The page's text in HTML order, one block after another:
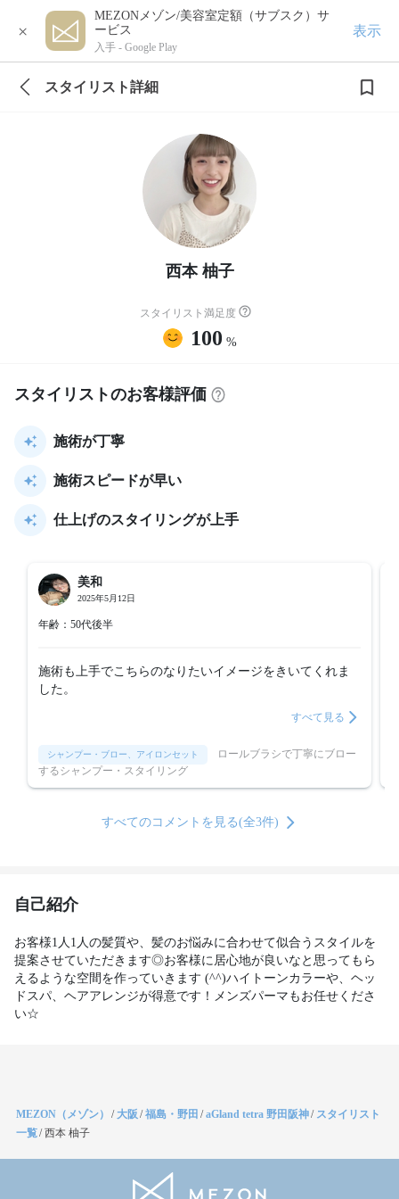
×
MEZONメゾン/美容室定額（サブスク）サ
ービス
入手 - Google Play
表示
スタイリスト詳細
西本 柚子
スタイリスト満足度
100 %
スタイリストのお客様評価
施術が丁寧
施術スピードが早い
仕上げのスタイリングが上手
美和
2025年5月12日
年齢：50代後半
施術も上手でこちらのなりたいイメージをきいてくれま
した。
すべて見る
シャンプー・ブロー、アイロンセット
するシャンプー・スタイリング
すべてのコメントを見る(全3件)
自己紹介
お客様1人1人の髪質や、髪のお悩みに合わせて似合うスタイルを
提案させていただきます◎お客様に居心地が良いなと思ってもら
えるような空間を作っていきます (^^)ハイトーンカラーや、ヘッ
ドスパ、ヘアアレンジが得意です！メンズパーマもお任せくださ
い☆
MEZON（メゾン） /大阪 /福島・野田 /aGland tetra 野田阪神/ スタイリスト
一覧/西本 柚子